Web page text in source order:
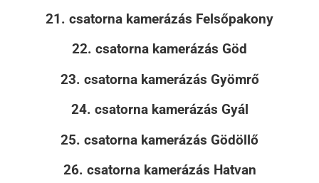
21. csatorna kamerázás Felsőpakony
22. csatorna kamerázás Göd
23. csatorna kamerázás Gyömrő
24. csatorna kamerázás Gyál
25. csatorna kamerázás Gödöllő
26. csatorna kamerázás Hatvan